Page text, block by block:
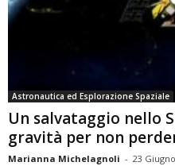
Astronautica ed Esplorazione Spaziale
Un salvataggio nello
gravità per non
Marianna Michelagnoli - 23